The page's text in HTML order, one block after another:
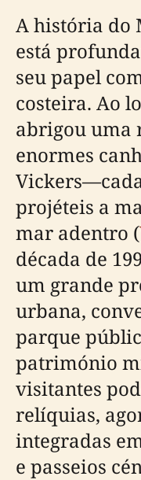
A história do
está
seu papel
costeira. Ao
abrigou uma
enormes
projéteis a
mar adentro (
década de
um grande
urbana,
parque
património
visitantes
relíquias,
integradas
e passeios